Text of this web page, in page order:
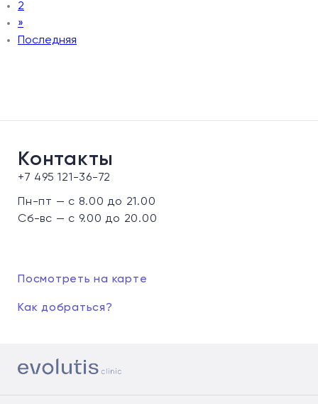
2
»
Последняя
Контакты
+7 495 121-36-72
Пн-пт — с 8.00 до 21.00
Сб-вс — с 9.00 до 20.00
Посмотреть на карте
Как добраться?